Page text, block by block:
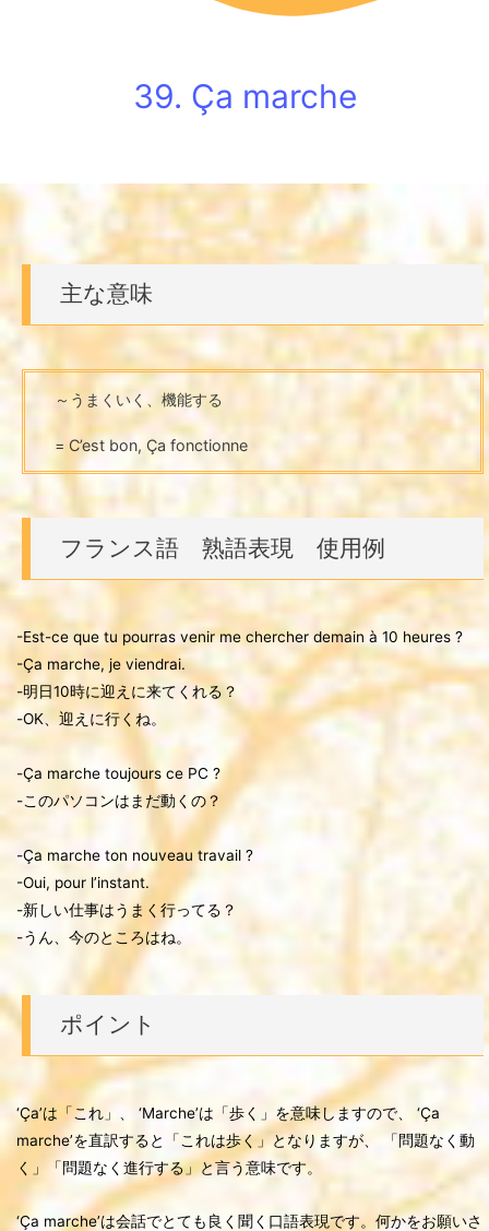
39. Ça marche
主な意味
～うまくいく、機能する
= C’est bon, Ça fonctionne
フランス語 熟語表現 使用例
-Est-ce que tu pourras venir me chercher demain à 10 heures ?
-Ça marche, je viendrai.
-明日10時に迎えに来てくれる？
-OK、迎えに行くね。
-Ça marche toujours ce PC ?
-このパソコンはまだ動くの？
-Ça marche ton nouveau travail ?
-Oui, pour l’instant.
-新しい仕事はうまく行ってる？
-うん、今のところはね。
ポイント
‘Ça’は「これ」、 ‘Marche’は「歩く」を意味しますので、 ‘Ça
marche’を直訳すると「これは歩く」となりますが、 「問題なく動
く」「問題なく進行する」と言う意味です。
‘Ça marche’は会話でとても良く聞く口語表現です。何かをお願いさ